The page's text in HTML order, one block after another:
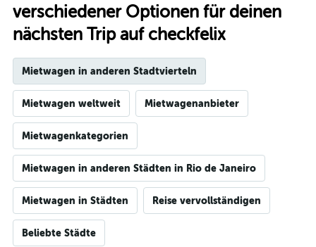
verschiedener Optionen für deinen
nächsten Trip auf checkfelix
Mietwagen in anderen Stadtvierteln
Mietwagen weltweit Mietwagenanbieter
Mietwagenkategorien
Mietwagen in anderen Städten in Rio de Janeiro
Mietwagen in Städten Reise vervollständigen
Beliebte Städte